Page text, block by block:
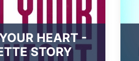
HEART -
STORY